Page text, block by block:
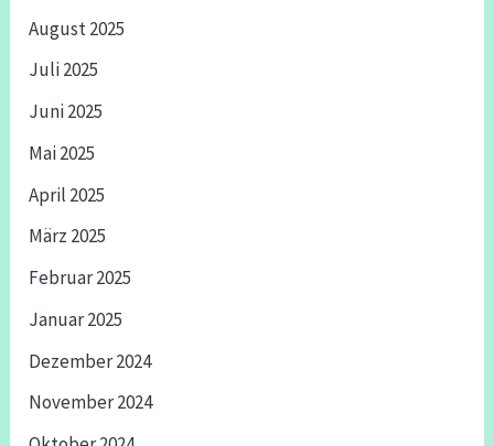
August 2025
Juli 2025
Juni 2025
Mai 2025
April 2025
März 2025
Februar 2025
Januar 2025
Dezember 2024
November 2024